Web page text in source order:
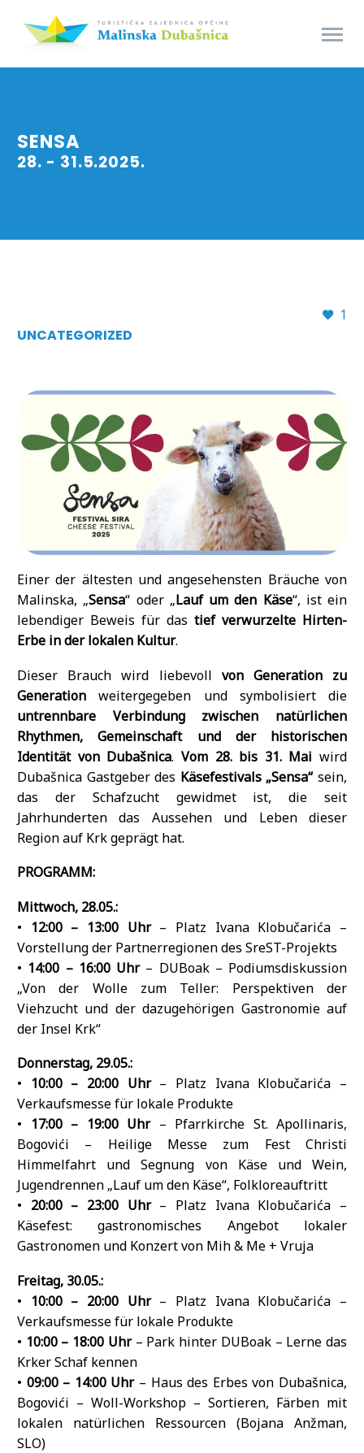
SENSA
28. - 31.5.2025.
1
UNCATEGORIZED
Einer der ältesten und angesehensten Bräuche von
Malinska, „Sensa“ oder „Lauf um den Käse“, ist ein
lebendiger Beweis für das tief verwurzelte Hirten-
Erbe in der lokalen Kultur.
Dieser Brauch wird liebevoll von Generation zu
Generation weitergegeben und symbolisiert die
untrennbare Verbindung zwischen natürlichen
Rhythmen, Gemeinschaft und der historischen
Identität von Dubašnica. Vom 28. bis 31. Mai wird
Dubašnica Gastgeber des Käsefestivals „Sensa“sein,
das der Schafzucht gewidmet ist, die seit
Jahrhunderten das Aussehen und Leben dieser
Region auf Krk geprägt hat.
PROGRAMM:
Mittwoch, 28.05.:
• 12:00 – 13:00 Uhr– Platz Ivana Klobučarića –
Vorstellung der Partnerregionen des SreST-Projekts
• 14:00 – 16:00 Uhr– DUBoak – Podiumsdiskussion
„Von der Wolle zum Teller: Perspektiven der
Viehzucht und der dazugehörigen Gastronomie auf
der Insel Krk“
Donnerstag, 29.05.:
• 10:00 – 20:00 Uhr– Platz Ivana Klobučarića –
Verkaufsmesse für lokale Produkte
• 17:00 – 19:00 Uhr– Pfarrkirche St. Apollinaris,
Bogovići – Heilige Messe zum Fest Christi
Himmelfahrt und Segnung von Käse und Wein,
Jugendrennen „Lauf um den Käse“, Folkloreauftritt
• 20:00 – 23:00 Uhr– Platz Ivana Klobučarića –
Käsefest: gastronomisches Angebot lokaler
Gastronomen und Konzert von Mih & Me + Vruja
Freitag, 30.05.:
• 10:00 – 20:00 Uhr– Platz Ivana Klobučarića –
Verkaufsmesse für lokale Produkte
• 10:00 – 18:00 Uhr– Park hinter DUBoak – Lerne das
Krker Schaf kennen
• 09:00 – 14:00 Uhr– Haus des Erbes von Dubašnica,
Bogovići – Woll-Workshop – Sortieren, Färben mit
lokalen natürlichen Ressourcen (Bojana Anžman,
SLO)